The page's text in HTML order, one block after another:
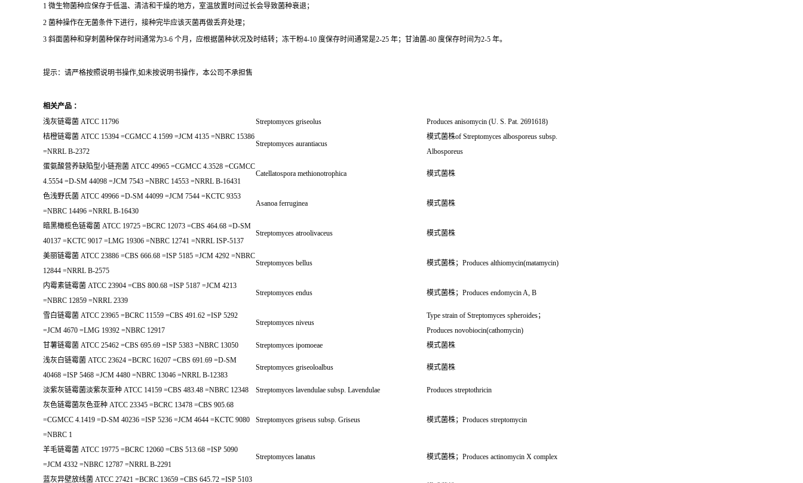
1 微生物菌种应保存于低温、清洁和干燥的地方，室温放置时间过长会导致菌种衰退；
2 菌种操作在无菌条件下进行，接种完毕应该灭菌再做丢弃处理；
3 斜面菌种和穿刺菌种保存时间通常为3-6 个月，应根据菌种状况及时结转；冻干粉4-10 度保存时间通常是2-25 年；甘油菌-80 度保存时间为2-5 年。
提示：请严格按照说明书操作,如未按说明书操作，本公司不承担售
相关产品 ：
浅灰链霉菌 ATCC 11796
Streptomyces griseolus
Produces anisomycin (U. S. Pat. 2691618)
桔橙链霉菌 ATCC 15394 =CGMCC 4.1599 =JCM 4135 =NBRC 15386
=NRRL B-2372
Streptomyces aurantiacus
模式菌株of Streptomyces albosporeus subsp.
Albosporeus
蛋氨酸营养缺陷型小链孢菌 ATCC 49965 =CGMCC 4.3528 =CGMCC
4.5554 =D-SM 44098 =JCM 7543 =NBRC 14553 =NRRL B-16431
Catellatospora methionotrophica 模式菌株
色浅野氏菌 ATCC 49966 =D-SM 44099 =JCM 7544 =KCTC 9353
=NBRC 14496 =NRRL B-16430
Asanoa ferruginea 模式菌株
暗黑橄榄色链霉菌 ATCC 19725 =BCRC 12073 =CBS 464.68 =D-SM
40137 =KCTC 9017 =LMG 19306 =NBRC 12741 =NRRL ISP-5137
Streptomyces atroolivaceus 模式菌株
美丽链霉菌 ATCC 23886 =CBS 666.68 =ISP 5185 =JCM 4292 =NBRC
12844 =NRRL B-2575
Streptomyces bellus 模式菌株；Produces althiomycin(matamycin)
内霉素链霉菌 ATCC 23904 =CBS 800.68 =ISP 5187 =JCM 4213
=NBRC 12859 =NRRL 2339
Streptomyces endus 模式菌株；Produces endomycin A, B
雪白链霉菌 ATCC 23965 =BCRC 11559 =CBS 491.62 =ISP 5292
=JCM 4670 =LMG 19392 =NBRC 12917
Streptomyces niveus
Type strain of Streptomyces spheroides；
Produces novobiocin(cathomycin)
甘薯链霉菌 ATCC 25462 =CBS 695.69 =ISP 5383 =NBRC 13050
Streptomyces ipomoeae
模式菌株
浅灰白链霉菌 ATCC 23624 =BCRC 16207 =CBS 691.69 =D-SM
40468 =ISP 5468 =JCM 4480 =NBRC 13046 =NRRL B-12383
Streptomyces griseoloalbus 模式菌株
淡紫灰链霉菌淡紫灰亚种 ATCC 14159 =CBS 483.48 =NBRC 12348 Streptomyces lavendulae subsp. Lavendulae
Produces streptothricin
灰色链霉菌灰色亚种 ATCC 23345 =BCRC 13478 =CBS 905.68
=CGMCC 4.1419 =D-SM 40236 =ISP 5236 =JCM 4644 =KCTC 9080
=NBRC 1
Streptomyces griseus subsp. Griseus 模式菌株；Produces streptomycin
羊毛链霉菌 ATCC 19775 =BCRC 12060 =CBS 513.68 =ISP 5090
=JCM 4332 =NBRC 12787 =NRRL B-2291
Streptomyces lanatus 模式菌株；Produces actinomycin X complex
蓝灰异壁放线菌 ATCC 27421 =BCRC 13659 =CBS 645.72 =ISP 5103